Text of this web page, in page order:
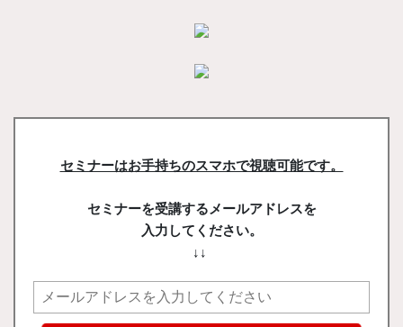
セミナーはお手持ちのスマホで視聴可能です。
セミナーを受講するメールアドレスを
入力してください。
↓↓